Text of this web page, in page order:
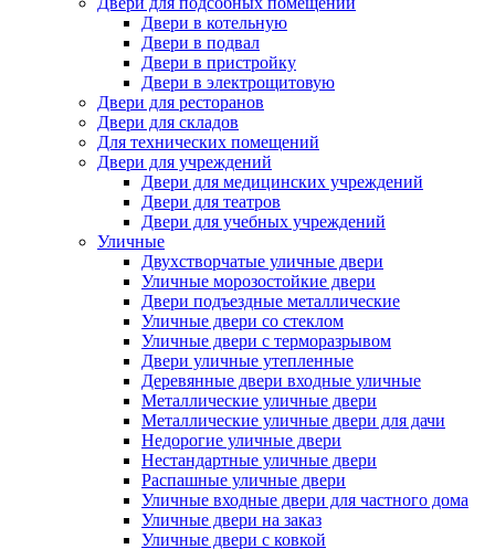
Двери в котельную
Двери в подвал
Двери в пристройку
Двери в электрощитовую
Двери для ресторанов
Двери для складов
Для технических помещений
Двери для учреждений
Двери для медицинских учреждений
Двери для театров
Двери для учебных учреждений
Уличные
Двухстворчатые уличные двери
Уличные морозостойкие двери
Двери подъездные металлические
Уличные двери со стеклом
Уличные двери с терморазрывом
Двери уличные утепленные
Деревянные двери входные уличные
Металлические уличные двери
Металлические уличные двери для дачи
Недорогие уличные двери
Нестандартные уличные двери
Распашные уличные двери
Уличные входные двери для частного дома
Уличные двери на заказ
Уличные двери с ковкой